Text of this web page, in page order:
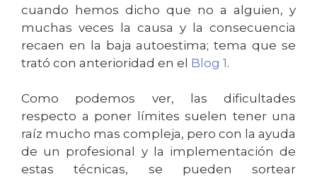
cuando hemos dicho que no a alguien, y
muchas veces la causa y la consecuencia
recaen en la baja autoestima; tema que se
trató con anterioridad en el Blog 1.
Como podemos ver, las dificultades
respecto a poner límites suelen tener una
raíz mucho mas compleja, pero con la ayuda
de un profesional y la implementación de
estas técnicas, se pueden sortear